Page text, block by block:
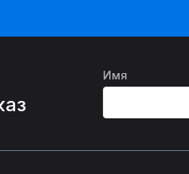
Имя